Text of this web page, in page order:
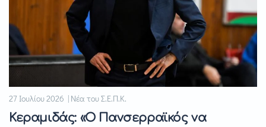
27 Ιουλίου 2026 | Νέα του Σ.Ε.Π.Κ.
Κεραμιδάς: «Ο Πανσερραϊκός να